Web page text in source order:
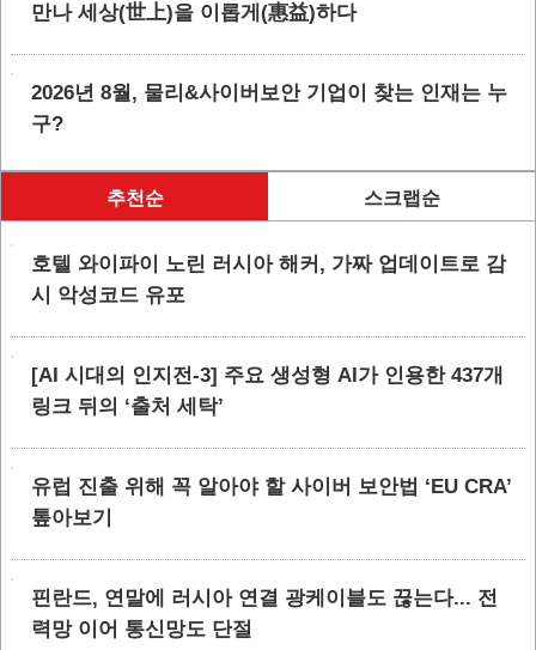
만나 세상(世上)을 이롭게(惠益)하다
2026년 8월, 물리&사이버보안 기업이 찾는 인재는 누
구?
추천순 스크랩순
호텔 와이파이 노린 러시아 해커, 가짜 업데이트로 감
시 악성코드 유포
[AI 시대의 인지전-3] 주요 생성형 AI가 인용한 437개
링크 뒤의 ‘출처 세탁’
유럽 진출 위해 꼭 알아야 할 사이버 보안법 ‘EU CRA’
톺아보기
핀란드, 연말에 러시아 연결 광케이블도 끊는다... 전
력망 이어 통신망도 단절